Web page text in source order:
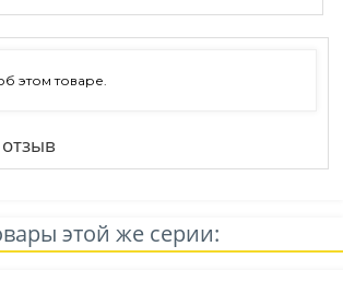
этом товаре.
этой же серии: